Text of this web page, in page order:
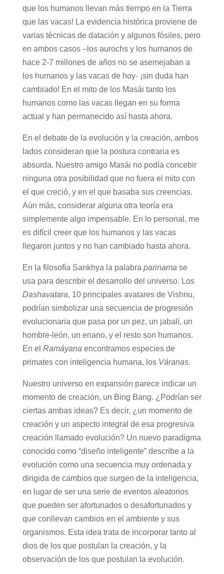
que los humanos llevan más tiempo en la Tierra
que las vacas! La evidencia histórica proviene de
varias técnicas de datación y algunos fósiles, pero
en ambos casos –los aurochs y los humanos de
hace 2-7 millones de años no se asemejaban a
los humanos y las vacas de hoy- ¡sin duda han
cambiado! En el mito de los Masái tanto los
humanos como las vacas llegan en su forma
actual y han permanecido así hasta ahora.
En el debate de la evolución y la creación, ambos
lados consideran que la postura contraria es
absurda. Nuestro amigo Masái no podía concebir
ninguna otra posibilidad que no fuera el mito con
el que creció, y en el que basaba sus creencias.
Aún más, considerar alguna otra teoría era
simplemente algo impensable. En lo personal, me
es difícil creer que los humanos y las vacas
llegaron juntos y no han cambiado hasta ahora.
En la filosofía Sankhya la palabra parinama se
usa para describir el desarrollo del universo. Los
Dashavatara, 10 principales avatares de Vishnu,
podrían simbolizar una secuencia de progresión
evolucionaria que pasa por un pez, un jabalí, un
hombre-león, un enano, y el resto son humanos.
En el Ramáyana encontramos especies de
primates con inteligencia humana, los Váranas.
Nuestro universo en expansión parece indicar un
momento de creación, un Bing Bang. ¿Podrían ser
ciertas ambas ideas? Es decir, ¿un momento de
creación y un aspecto integral de esa progresiva
creación llamado evolución? Un nuevo paradigma
conocido como “diseño inteligente” describe a la
evolución como una secuencia muy ordenada y
dirigida de cambios que surgen de la inteligencia,
en lugar de ser una serie de eventos aleatorios
que pueden ser afortunados o desafortunados y
que conllevan cambios en el ambiente y sus
organismos. Esta idea trata de incorporar tanto al
dios de los que postulan la creación, y la
observación de los que postulan la evolución.